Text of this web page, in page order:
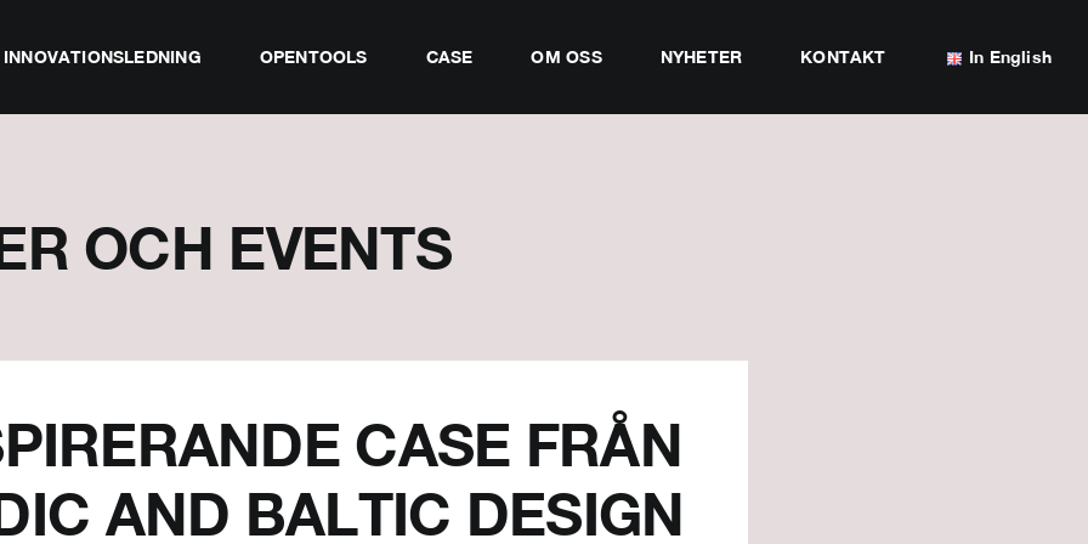
INNOVATIONSLEDNING OPENTOOLS CASE OM OSS NYHETER KONTAKT In English
OCH EVENTS
CASE FRÅN
AND BALTIC DESIGN